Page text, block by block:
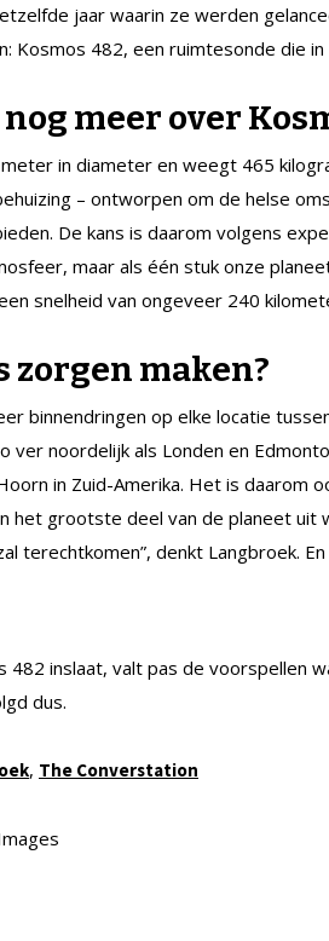
jaar waarin ze werden
Kosmos 482, een ruimtesonde die
meer over
in diameter en weegt 465
– ontworpen om de helse
De kans is daarom volgens
maar als één stuk onze
snelheid van ongeveer 240
zorgen maken?
binnendringen op elke locatie
ver noordelijk als Londen en
in Zuid-Amerika. Het is daarom
het grootste deel van de planeet uit
terechtkomen”, denkt Langbroek.
482 inslaat, valt pas de voorspellen
dus.
, The Converstation